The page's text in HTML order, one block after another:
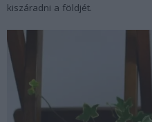
kiszáradni a földjét.